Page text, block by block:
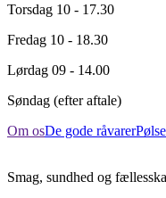
Torsdag 10 - 17.30
Fredag 10 - 18.30
Lørdag 09 - 14.00
Søndag (efter aftale)
Om osDe gode råvarer
Smag, sundhed og